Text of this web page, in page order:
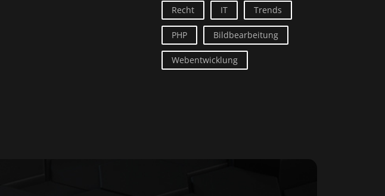
Recht IT Trends
PHP Bildbearbeitung
Webentwicklung